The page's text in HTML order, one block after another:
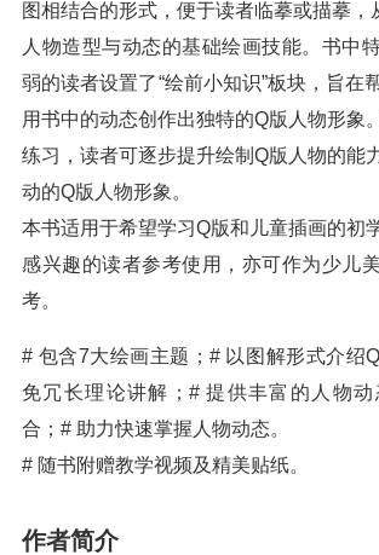
图相结合的形式，便于读者临摹或描摹，
人物造型与动态的基础绘画技能。书中
弱的读者设置了“绘前小知识”板块，旨在
用书中的动态创作出独特的Q版人物形象
练习，读者可逐步提升绘制Q版人物的能
动的Q版人物形象。
本书适用于希望学习Q版和儿童插画的初
感兴趣的读者参考使用，亦可作为少儿
考。
# 包含7大绘画主题；# 以图解形式介绍
免冗长理论讲解；# 提供丰富的人物
合；# 助力快速掌握人物动态。
# 随书附赠教学视频及精美贴纸。
作者简介